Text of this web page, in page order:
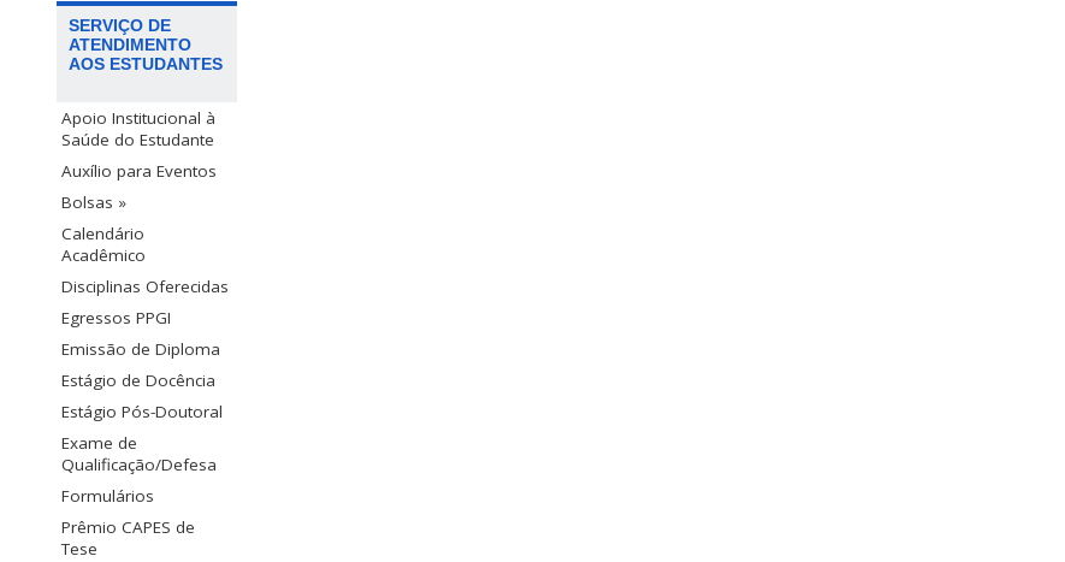
SERVIÇO DE
ATENDIMENTO
AOS ESTUDANTES
Apoio Institucional à
Saúde do Estudante
Auxílio para Eventos
Bolsas »
Calendário
Acadêmico
Disciplinas Oferecidas
Egressos PPGI
Emissão de Diploma
Estágio de Docência
Estágio Pós-Doutoral
Exame de
Qualificação/Defesa
Formulários
Prêmio CAPES de
Tese